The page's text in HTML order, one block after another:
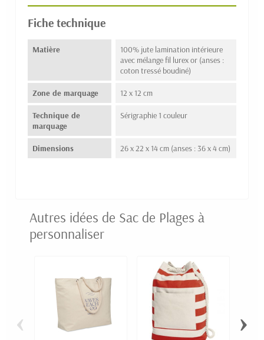
Fiche technique
Matière
100% jute lamination intérieure
avec mélange fil lurex or (anses :
coton tressé boudiné)
Zone de marquage 12 x 12 cm
Technique de
marquage
Sérigraphie 1 couleur
Dimensions 26 x 22 x 14 cm (anses : 36 x 4 cm)
Autres idées de Sac de Plages à
personnaliser
‹ ›